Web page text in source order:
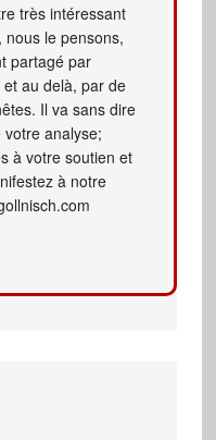
très intéressant
le pensons,
partagé par
au delà, par de
Il va sans dire
analyse;
à votre soutien et
à notre